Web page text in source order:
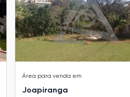
Área para venda em
Joapiranga